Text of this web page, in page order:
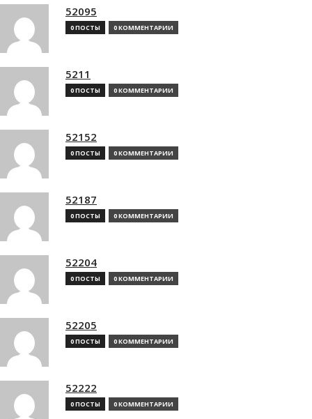
52095
0 ПОСТЫ 0 КОММЕНТАРИИ
5211
0 ПОСТЫ 0 КОММЕНТАРИИ
52152
0 ПОСТЫ 0 КОММЕНТАРИИ
52187
0 ПОСТЫ 0 КОММЕНТАРИИ
52204
0 ПОСТЫ 0 КОММЕНТАРИИ
52205
0 ПОСТЫ 0 КОММЕНТАРИИ
52222
0 ПОСТЫ 0 КОММЕНТАРИИ